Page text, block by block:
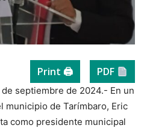
Print 🖨 PDF
septiembre de 2024.- En un
municipio de Tarímbaro, Eric
como presidente municipal